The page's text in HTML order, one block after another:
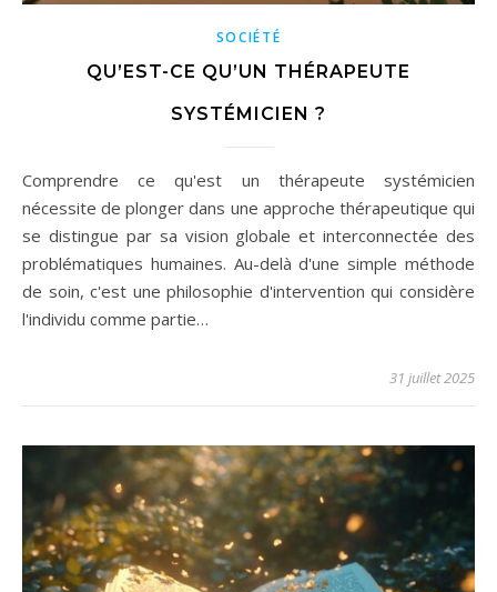
SOCIÉTÉ
QU’EST-CE QU’UN THÉRAPEUTE
SYSTÉMICIEN ?
Comprendre ce qu'est un thérapeute systémicien
nécessite de plonger dans une approche thérapeutique qui
se distingue par sa vision globale et interconnectée des
problématiques humaines. Au-delà d'une simple méthode
de soin, c'est une philosophie d'intervention qui considère
l'individu comme partie…
31 juillet 2025